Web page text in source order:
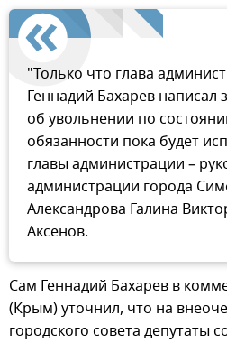
"Только что глава
Геннадий Бахарев написал
об увольнении по
обязанности пока будет
главы администрации –
администрации города
Александрова Галина
Аксенов.
Сам Геннадий Бахарев в
(Крым) уточнил, что на
городского совета депутаты